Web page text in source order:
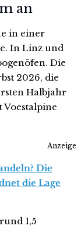
an
in einer
In Linz und
Die
2026, die
Halbjahr
Voestalpine
Anzeige
Die
die Lage
1,5